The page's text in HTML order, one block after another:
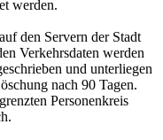
werden.
den Servern der Stadt
Verkehrsdaten werden
und unterliegen
nach 90 Tagen.
Personenkreis